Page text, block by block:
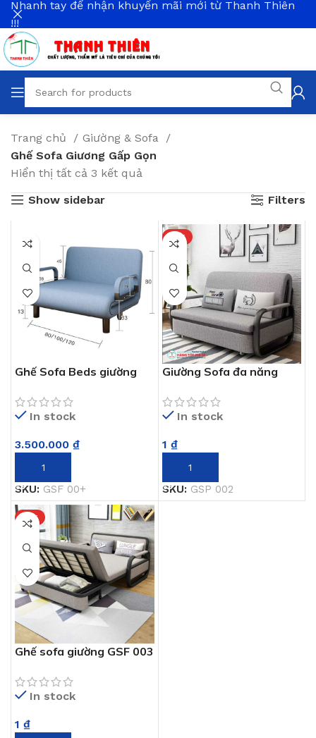
Trang chủ
Giường & Sofa
Ghế Sofa Giương Gấp Gọn
Hiển thị tất cả 3 kết quả
Show sidebar
Filters
Ghế Sofa Beds giường
In stock
3.500.000 ₫
THÊM VÀO GIỎ HÀNG
SKU: GSF 00+
HOT
Giường Sofa đa năng
In stock
1 ₫
THÊM VÀO GIỎ HÀNG
SKU: GSP 002
HOT
Ghế sofa giường GSF 003
In stock
1 ₫
Nhanh tay để nhận khuyến mãi mới từ Thanh Thiên
!!!